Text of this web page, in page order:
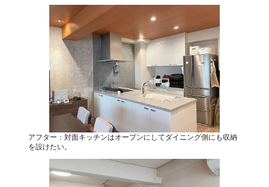
アフター：対面キッチンはオープンにしてダイニング側にも収納
を設けたい。